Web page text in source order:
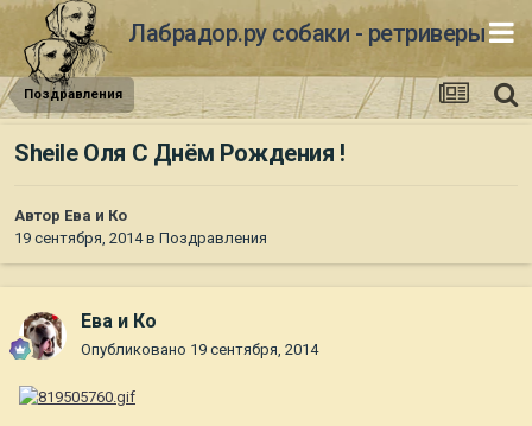
Лабрадор.ру собаки - ретриверы
Поздравления
Sheile Оля С Днём Рождения !
Автор Ева и Ко
19 сентября, 2014в Поздравления
Ева и Ко
Опубликовано 19 сентября, 2014